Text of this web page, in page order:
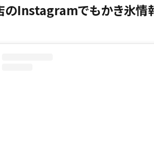
のInstagramでもかき氷情